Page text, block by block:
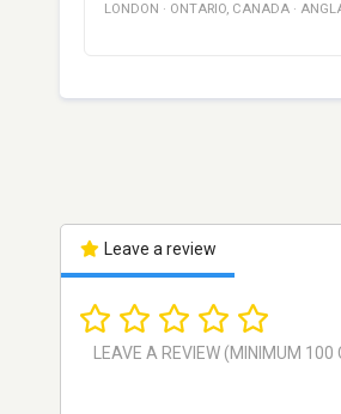
LONDON · ONTARIO, CANADA ·
Leave a review